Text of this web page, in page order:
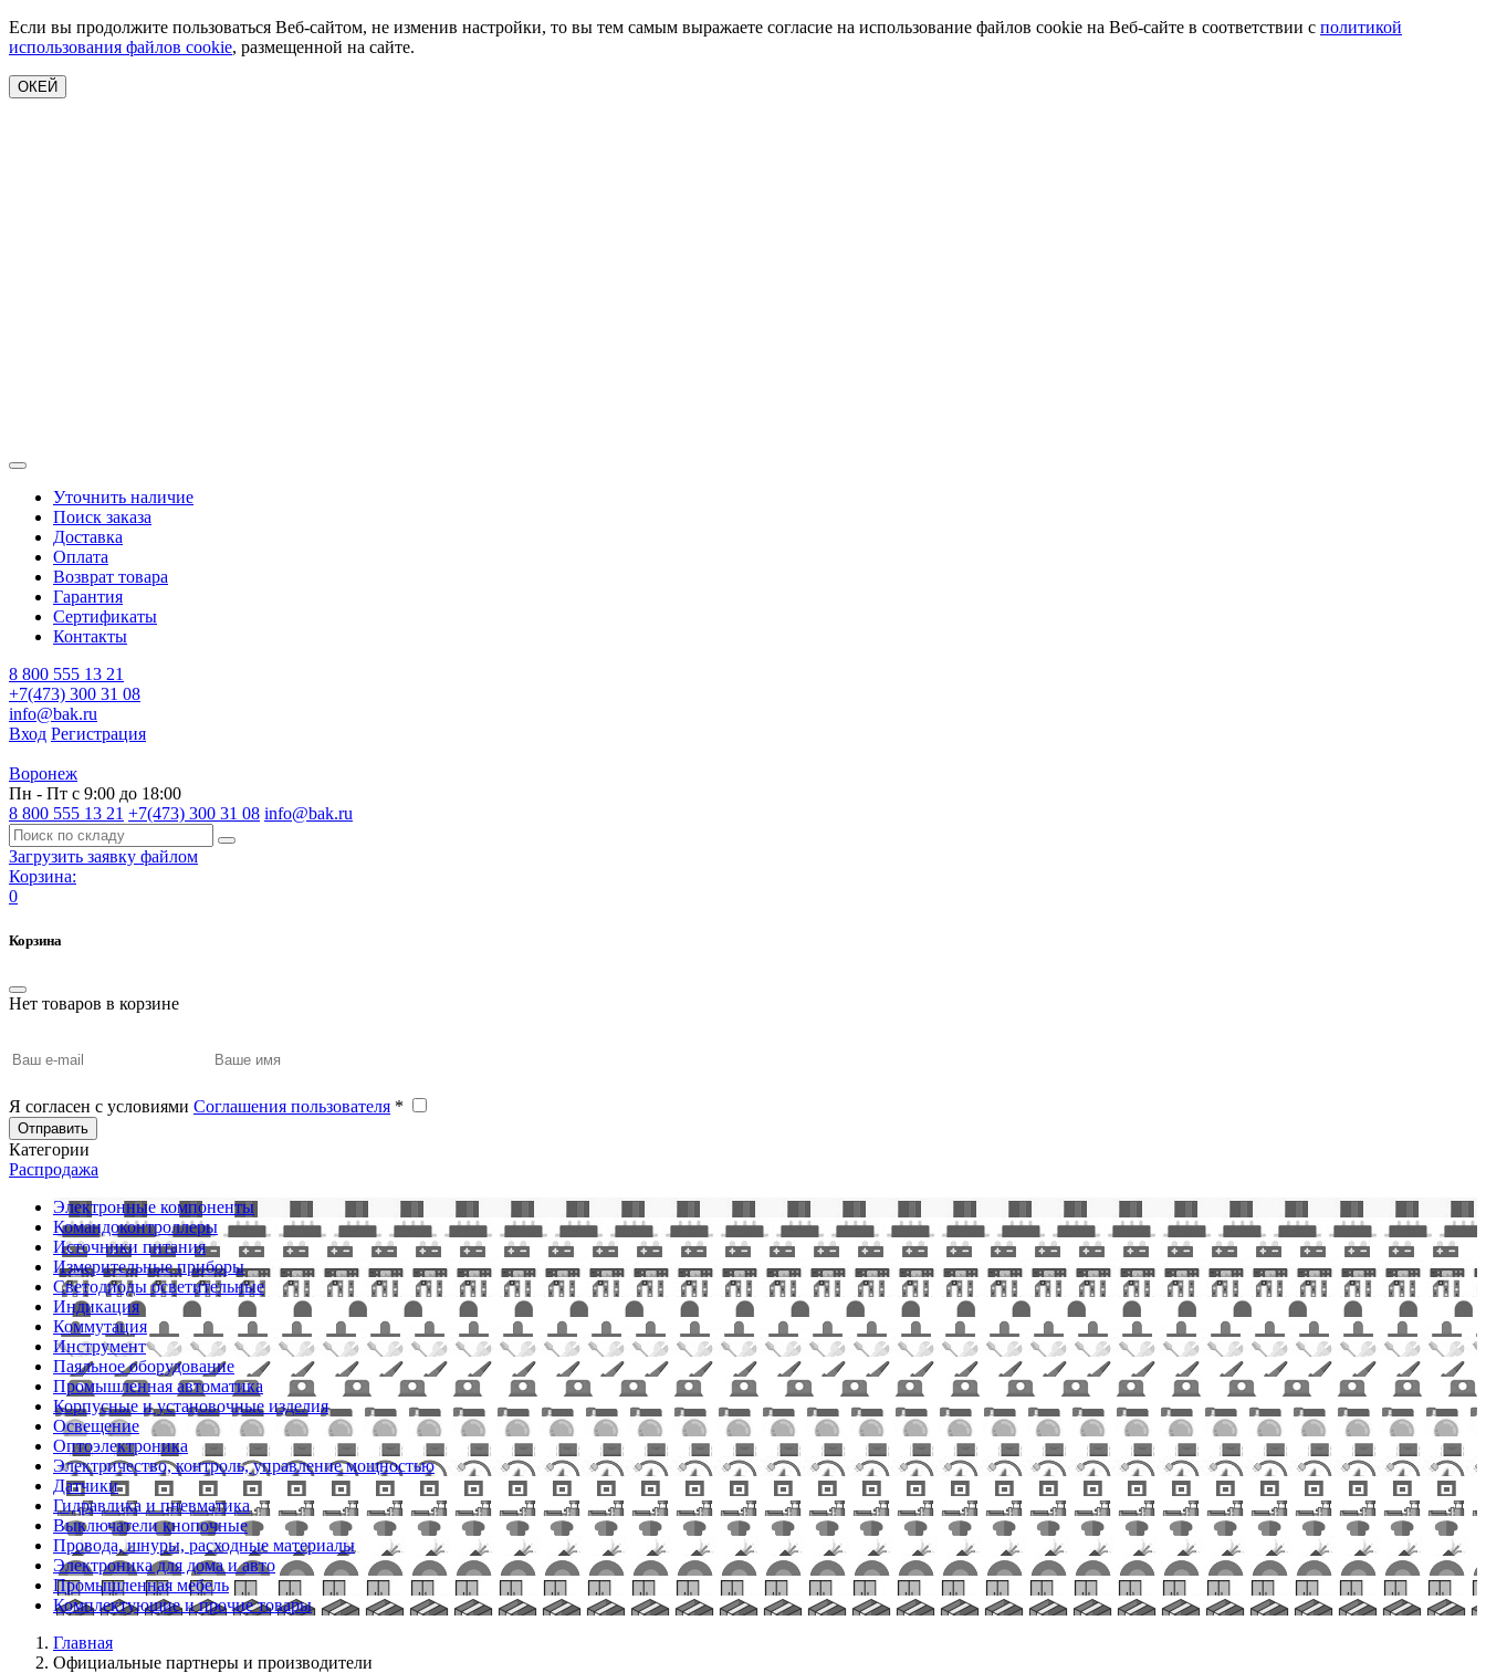
Если вы продолжите пользоваться Веб-сайтом, не изменив настройки, то вы тем самым выражаете согласие на использование файлов cookie на Веб-сайте в соответствии с политикой
использования файлов cookie, размещенной на сайте.
ОКЕЙ
Уточнить наличие
Поиск заказа
Доставка
Оплата
Возврат товара
Гарантия
Сертификаты
Контакты
8 800 555 13 21
+7(473) 300 31 08
info@bak.ru
Вход Регистрация
Воронеж
Пн - Пт с 9:00 до 18:00
8 800 555 13 21 +7(473) 300 31 08 info@bak.ru
Загрузить заявку файлом
Корзина:
0
Корзина
Нет товаров в корзине
Я согласен с условиями Соглашения пользователя *
Отправить
Категории
Распродажа
Электронные компоненты
Командоконтроллеры
Источники питания
Измерительные приборы
Светодиоды осветительные
Индикация
Коммутация
Инструмент
Паяльное оборудование
Промышленная автоматика
Корпусные и установочные изделия
Освещение
Оптоэлектроника
Электричество, контроль, управление мощностью
Датчики
Гидравлика и пневматика
Выключатели кнопочные
Провода, шнуры, расходные материалы
Электроника для дома и авто
Промышленная мебель
Комплектующие и прочие товары
Главная
Официальные партнеры и производители